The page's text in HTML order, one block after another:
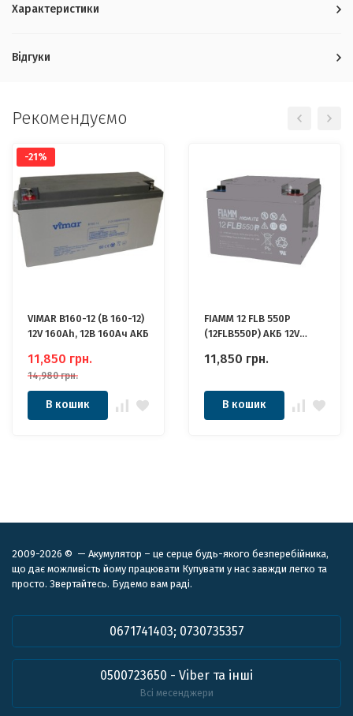
Характеристики
Відгуки
Рекомендуємо
-21%
VIMAR B160-12 (B 160-12)
12V 160Ah, 12В 160Ач АКБ
11,850 грн.
14,980 грн.
В кошик
FIAMM 12 FLB 550P
(12FLB550P) АКБ 12V
11,850 грн.
В кошик
2009-2026 © — Акумулятор – це серце будь-якого безперебійника,
що дає можливість йому працювати Купувати у нас завжди легко та
просто. Звертайтесь. Будемо вам раді.
0671741403; 0730735357
0500723650 - Viber та інші
Всі месенджери